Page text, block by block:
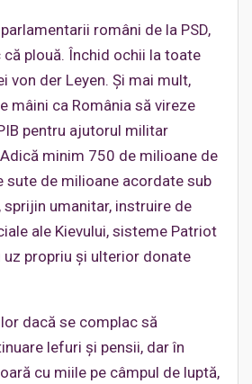
români de la PSD,
că plouă. Închid ochii la toate
von der Leyen. Și mai mult,
mâini ca România să vireze
pentru ajutorul militar
minim 750 de milioane de
sute de milioane acordate sub
umanitar, instruire de
ale Kievului, sisteme Patriot
uz propriu și ulterior donate
dacă se complac să
lefuri și pensii, dar în
cu miile pe câmpul de luptă,